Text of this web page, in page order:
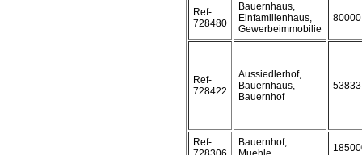
Ref-
728480
Bauernhaus,
Einfamilienhaus,
Gewerbeimmobilie
80000
Ref-
728422
Aussiedlerhof,
Bauernhaus,
Bauernhof
53833
Ref-
Bauernhof,